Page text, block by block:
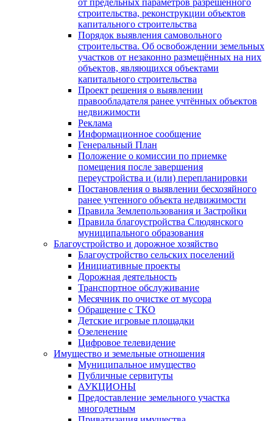
от предельных параметров разрешённого
строительства, реконструкции объектов
капитального строительства
Порядок выявления самовольного
строительства. Об освобождении земельных
участков от незаконно размещённых на них
объектов, являющихся объектами
капитального строительства
Проект решения о выявлении
правообладателя ранее учтённых объектов
недвижимости
Реклама
Информационное сообщение
Генеральный План
Положение о комиссии по приемке
помещения после завершения
переустройства и (или) перепланировки
Постановления о выявлении бесхозяйного
ранее учтенного объекта недвижимости
Правила Землепользования и Застройки
Правила благоустройства Слюдянского
муниципального образования
Благоустройство и дорожное хозяйство
Благоустройство сельских поселений
Инициативные проекты
Дорожная деятельность
Транспортное обслуживание
Месячник по очистке от мусора
Обращение с ТКО
Детские игровые площадки
Озеленение
Цифровое телевидение
Имущество и земельные отношения
Муниципальное имущество
Публичные сервитуты
АУКЦИОНЫ
Предоставление земельного участка
многодетным